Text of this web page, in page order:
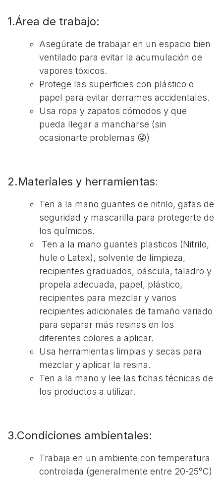
1.Área de trabajo:
Asegúrate de trabajar en un espacio bien
ventilado para evitar la acumulación de
vapores tóxicos.
Protege las superficies con plástico o
papel para evitar derrames accidentales.
Usa ropa y zapatos cómodos y que
pueda llegar a mancharse (sin
ocasionarte problemas 😜)
2.Materiales y herramientas:
Ten a la mano guantes de nitrilo, gafas de
seguridad y mascarilla para protegerte de
los químicos.
Ten a la mano guantes plasticos (Nitrilo,
hule o Latex), solvente de limpieza,
recipientes graduados, báscula, taladro y
propela adecuada, papel, plástico,
recipientes para mezclar y varios
recipientes adicionales de tamaño variado
para separar más resinas en los
diferentes colores a aplicar.
Usa herramientas limpias y secas para
mezclar y aplicar la resina.
Ten a la mano y lee las fichas técnicas de
los productos a utilizar.
3.Condiciones ambientales:
Trabaja en un ambiente con temperatura
controlada (generalmente entre 20-25°C)